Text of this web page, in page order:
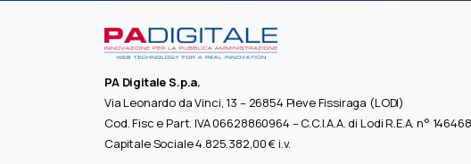
PA Digitale S.p.a.
Via Leonardo da Vinci, 13 – 26854 Pieve Fissiraga (LODI)
Cod. Fisc e Part. IVA 06628860964 – C.C.I.A.A. di Lodi R.E.A. n°
Capitale Sociale 4.825.382,00 € i.v.